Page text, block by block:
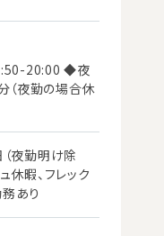
20:00 ◆夜
夜勤の場合休
夜勤明け除
休暇、フレック
あり